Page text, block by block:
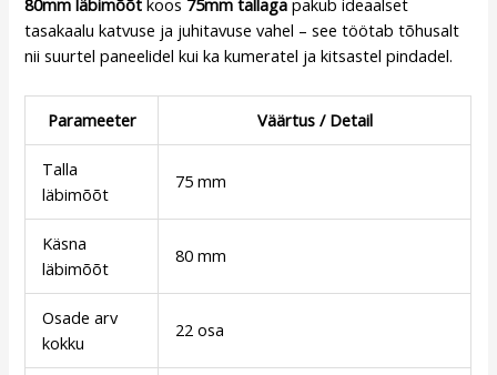
80mm läbimõõt koos 75mm tallaga pakub ideaalset
tasakaalu katvuse ja juhitavuse vahel – see töötab tõhusalt
nii suurtel paneelidel kui ka kumeratel ja kitsastel pindadel.
Parameeter Väärtus / Detail
Talla
läbimõõt
75 mm
Käsna
läbimõõt
80 mm
Osade arv
kokku
22 osa